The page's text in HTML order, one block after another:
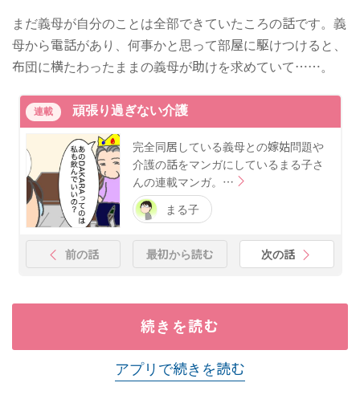
まだ義母が自分のことは全部できていたころの話です。義
母から電話があり、何事かと思って部屋に駆けつけると、
布団に横たわったままの義母が助けを求めていて……。
連載 頑張り過ぎない介護
完全同居している義母との嫁姑問題や
介護の話をマンガにしているまる子さ
んの連載マンガ。…
まる子
前の話 最初から読む 次の話
続きを読む
アプリで続きを読む